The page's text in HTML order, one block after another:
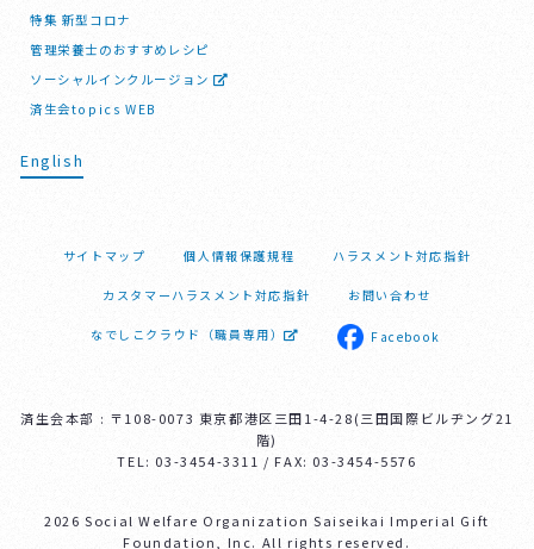
特集 新型コロナ
管理栄養士のおすすめレシピ
ソーシャルインクルージョン
済生会topics WEB
English
サイトマップ 個人情報保護規程 ハラスメント対応指針
カスタマーハラスメント対応指針 お問い合わせ
なでしこクラウド（職員専用） Facebook
済生会本部 : 〒108-0073 東京都港区三田1-4-28(三田国際ビルヂング21
階)
TEL: 03-3454-3311 / FAX: 03-3454-5576
2026 Social Welfare Organization Saiseikai Imperial Gift
Foundation, Inc. All rights reserved.